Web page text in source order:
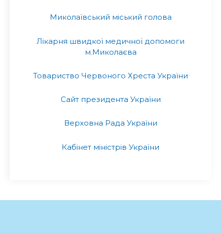
Миколаївський міський голова
Лікарня швидкої медичної допомоги
м.Миколаєва
Товариство Червоного Хреста України
Сайт президента України
Верховна Рада України
Кабінет міністрів України